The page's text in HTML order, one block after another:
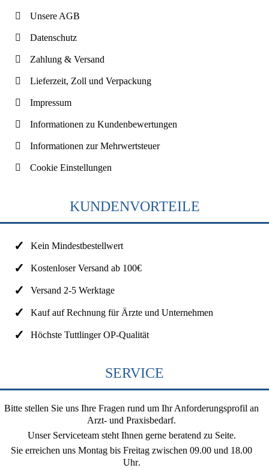
Unsere AGB
Datenschutz
Zahlung & Versand
Lieferzeit, Zoll und Verpackung
Impressum
Informationen zu Kundenbewertungen
Informationen zur Mehrwertsteuer
Cookie Einstellungen
KUNDENVORTEILE
Kein Mindestbestellwert
Kostenloser Versand ab 100€
Versand 2-5 Werktage
Kauf auf Rechnung für Ärzte und Unternehmen
Höchste Tuttlinger OP-Qualität
SERVICE
Bitte stellen Sie uns Ihre Fragen rund um Ihr Anforderungsprofil an
Arzt- und Praxisbedarf.
Unser Serviceteam steht Ihnen gerne beratend zu Seite.
Sie erreichen uns Montag bis Freitag zwischen 09.00 und 18.00
Uhr.